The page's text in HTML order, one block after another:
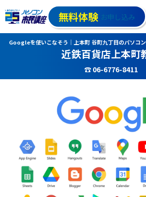
無料体験 お申し込み
Googleを使いこなそう｜上本町 谷町九丁目のパソコ
近鉄百貨店上本町
☎ 06-6776-8411